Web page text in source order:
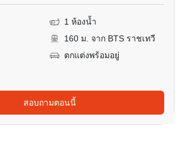
1 ห้องน้ำ
160 ม. จาก BTS ราชเทวี
ตกแต่งพร้อมอยู่
สอบถามตอนนี้